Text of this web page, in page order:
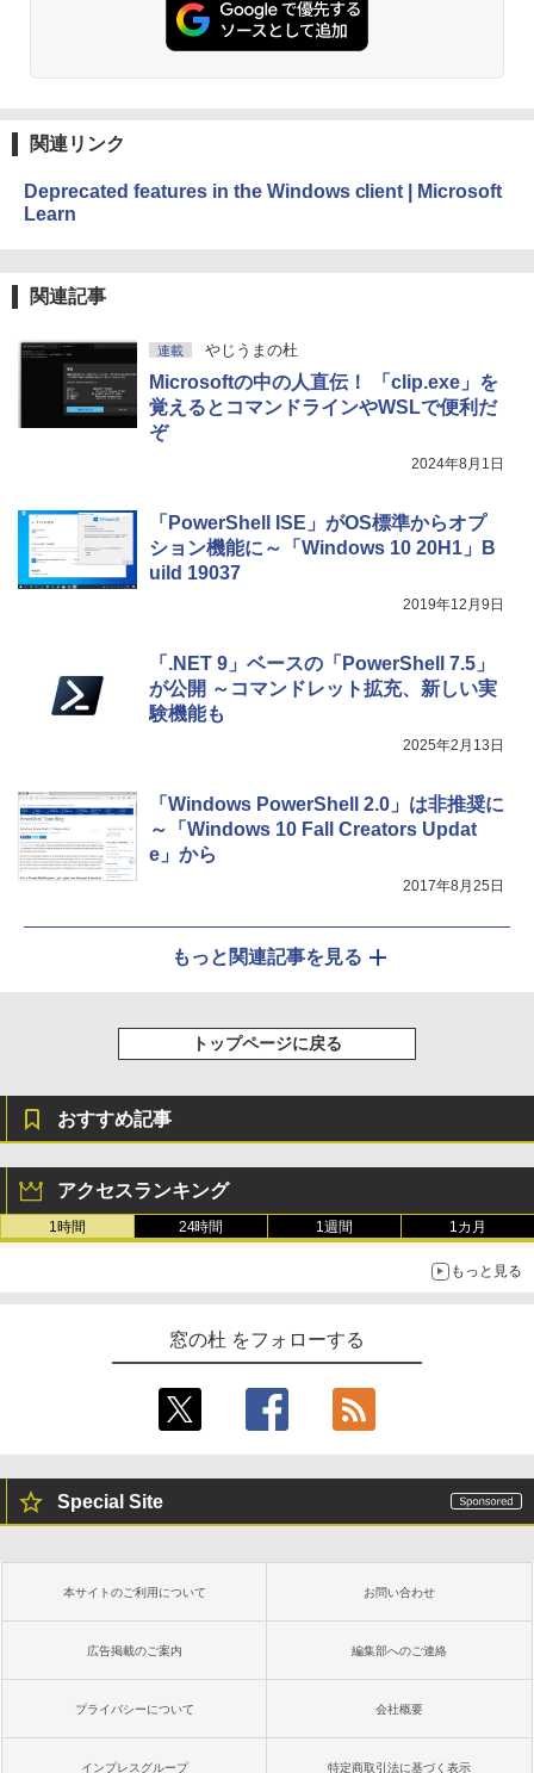
関連リンク
Deprecated features in the Windows client | Microsoft
Learn
関連記事
連載 やじうまの杜
Microsoftの中の人直伝！ 「clip.exe」を
覚えるとコマンドラインやWSLで便利だ
ぞ
2024年8月1日
「PowerShell ISE」がOS標準からオプ
ション機能に～「Windows 10 20H1」B
uild 19037
2019年12月9日
「.NET 9」ベースの「PowerShell 7.5」
が公開 ～コマンドレット拡充、新しい実
験機能も
2025年2月13日
「Windows PowerShell 2.0」は非推奨に
～「Windows 10 Fall Creators Updat
e」から
2017年8月25日
もっと関連記事を見る
トップページに戻る
おすすめ記事
アクセスランキング
1時間 24時間 1週間 1カ月
もっと見る
窓の杜 をフォローする
Special Site
本サイトのご利用について お問い合わせ
広告掲載のご案内 編集部へのご連絡
プライバシーについて 会社概要
インプレスグループ 特定商取引法に基づく表示